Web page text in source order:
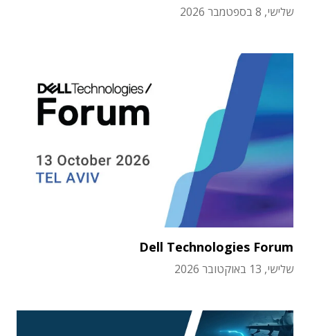
שלישי, 8 בספטמבר 2026
Dell Technologies Forum
שלישי, 13 באוקטובר 2026